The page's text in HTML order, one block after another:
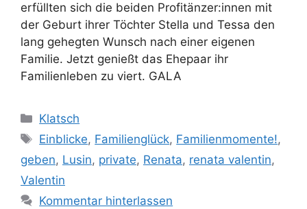
erfüllten sich die beiden Profitänzer:innen mit
der Geburt ihrer Töchter Stella und Tessa den
lang gehegten Wunsch nach einer eigenen
Familie. Jetzt genießt das Ehepaar ihr
Familienleben zu viert. GALA
Kategorien
Klatsch
Schlagwörter
Einblicke, Familienglück, Familienmomente!,
geben, Lusin, private, Renata, renata valentin,
Valentin
Kommentar hinterlassen